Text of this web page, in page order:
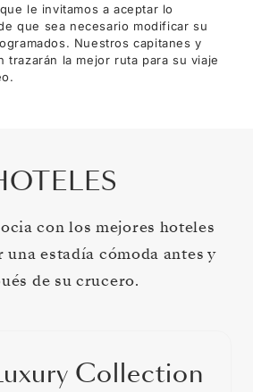
le invitamos a aceptar lo
que sea necesario modificar su
Nuestros capitanes y
trazarán la mejor ruta para su viaje
con los mejores hoteles
una estadía cómoda antes y
de su crucero.
Collection